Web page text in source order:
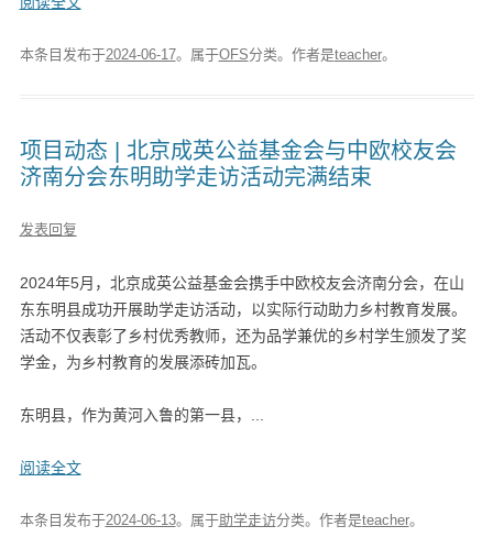
本条目发布于2024-06-17。属于OFS分类。 作者是teacher。
项目动态 | 北京成英公益基金会与中欧校友会
济南分会东明助学走访活动完满结束
发表回复
2024年5月，北京成英公益基金会携手中欧校友会济南分会，在山
东东明县成功开展助学走访活动，以实际行动助力乡村教育发展。
活动不仅表彰了乡村优秀教师，还为品学兼优的乡村学生颁发了奖
学金，为乡村教育的发展添砖加瓦。
东明县，作为黄河入鲁的第一县，...
阅读全文
本条目发布于2024-06-13。属于助学走访分类。 作者是teacher。